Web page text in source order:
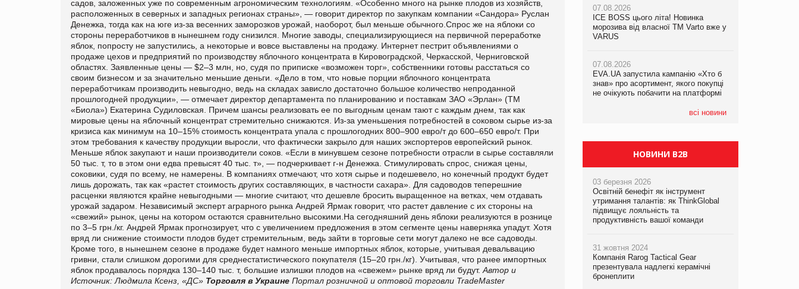
садов, заложенных уже по современным агрономическим технологиям. «Особенно много на рынке плодов из хозяйств,
расположенных в северных и западных регионах страны», — говорит директор по закупкам компании «Сандора» Руслан
Денежка, тогда как на юге из-за весенних заморозков урожай, наоборот, был меньше обычного.Спрос же на яблоки со
стороны переработчиков в нынешнем году снизился. Многие заводы, специализирующиеся на первичной переработке
яблок, попросту не запустились, а некоторые и вовсе выставлены на продажу. Интернет пестрит объявлениями о
продаже цехов и предприятий по производству яблочного концентрата в Кировоградской, Черкасской, Черниговской
областях. Заявленные цены — $2–3 млн, но, судя по приписке «возможен торг», собственники готовы расстаться со
своим бизнесом и за значительно меньшие деньги. «Дело в том, что новые порции яблочного концентрата
переработчикам производить невыгодно, ведь на складах зависло достаточно большое количество непроданной
прошлогодней продукции», — отмечает директор департамента по планированию и поставкам ЗАО «Эрлан» (ТМ
«Биола») Екатерина Судиловская. Причем шансы реализовать ее по выгодным ценам тают с каждым днем, так как
мировые цены на яблочный концентрат стремительно снижаются. Из-за уменьшения потребностей в соковом сырье из-за
кризиса как минимум на 10–15% стоимость концентрата упала с прошлогодних 800–900 евро/т до 600–650 евро/т. При
этом требования к качеству продукции выросли, что фактически закрыло для наших экспортеров европейский рынок.
Меньше яблок закупают и наши производители соков. «Если в минувшем сезоне потребности отрасли в сырье составляли
50 тыс. т, то в этом они едва превысят 40 тыс. т», — подчеркивает г-н Денежка. Стимулировать спрос, снижая цены,
соковики, судя по всему, не намерены. В компаниях отмечают, что хотя сырье и подешевело, но конечный продукт будет
лишь дорожать, так как «растет стоимость других составляющих, в частности сахара». Для садоводов теперешние
расценки являются крайне невыгодными — многие считают, что дешевле бросить выращенное на ветках, чем отдавать
урожай задаром. Независимый эксперт аграрного рынка Андрей Ярмак говорит, что растет давление с их стороны на
«свежий» рынок, цены на котором остаются сравнительно высокими.На сегодняшний день яблоки реализуются в рознице
по 3–5 грн./кг. Андрей Ярмак прогнозирует, что с увеличением предложения в этом сегменте цены наверняка упадут. Хотя
вряд ли снижение стоимости плодов будет стремительным, ведь зайти в торговые сети могут далеко не все садоводы.
Кроме того, в нынешнем сезоне в продаже будет намного меньше импортных яблок, которые, учитывая девальвацию
гривни, стали слишком дорогими для среднестатистического покупателя (15–20 грн./кг). Учитывая, что ранее импортных
яблок продавалось порядка 130–140 тыс. т, большие излишки плодов на «свежем» рынке вряд ли будут. Автор и
Источник: Людмила Ксенз, «ДС» Торговля в Украине Портал розничной и оптовой торговли TradeMaster
07.08.2026
ICE BOSS цього літа! Новинка
морозива від власної ТМ Varto вже у
VARUS
07.08.2026
EVA.UA запустила кампанію «Хто б
знав» про асортимент, якого покупці
не очікують побачити на платформі
всі новини
06.08.2026
Смачна новинка для хвостатих: у
VARUS з’явилися паучі Varto Paw
05.08.2026
Мережа супермаркетів VARUS купує
мережу магазинів формату
компанія налічуватиме 374 магазини
07.08.2026
Франція заборонила рекламні дзвінки
НОВИНИ B2B
03 березня 2026
Освітній бенефіт як інструмент
утримання талантів: як ThinkGlobal
підвищує лояльність та
продуктивність вашої команди
31 жовтня 2024
Компанія Rarog Tactical Gear
презентувала надлегкі керамічні
бронеплити